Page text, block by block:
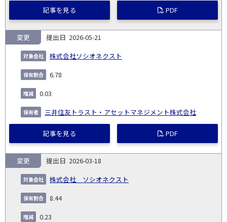
記事を見る PDF
2026-05-21
株式会社ソシオネクスト
変更
6.78
0.03
三井住友トラスト・アセットマネジメント株式会社
記事を見る PDF
2026-03-18
株式会社 ソシオネクスト
変更
8.44
0.23